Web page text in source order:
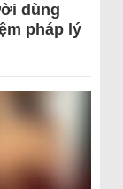
dùng
pháp lý